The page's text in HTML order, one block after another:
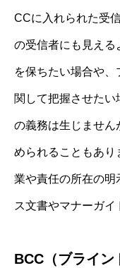
CCに入れられた受
の受信者にも見える
を保ちたい場合や
関して把握させた
の義務は生じません
められることもあ
業や責任の所在の明
ス文書やマナーガイ
BCC（ブライン